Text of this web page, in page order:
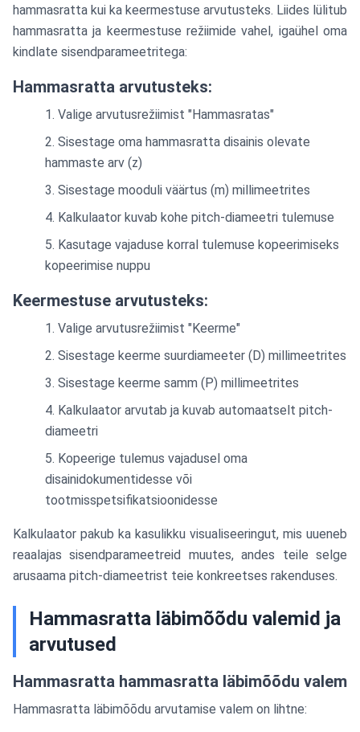
hammasratta kui ka keermestuse arvutusteks. Liides lülitub
hammasratta ja keermestuse režiimide vahel, igaühel oma
kindlate sisendparameetritega:
Hammasratta arvutusteks:
Valige arvutusrežiimist "Hammasratas"
Sisestage oma hammasratta disainis olevate
hammaste arv (z)
Sisestage mooduli väärtus (m) millimeetrites
Kalkulaator kuvab kohe pitch-diameetri tulemuse
Kasutage vajaduse korral tulemuse kopeerimiseks
kopeerimise nuppu
Keermestuse arvutusteks:
Valige arvutusrežiimist "Keerme"
Sisestage keerme suurdiameeter (D) millimeetrites
Sisestage keerme samm (P) millimeetrites
Kalkulaator arvutab ja kuvab automaatselt pitch-
diameetri
Kopeerige tulemus vajadusel oma
disainidokumentidesse või
tootmisspetsifikatsioonidesse
Kalkulaator pakub ka kasulikku visualiseeringut, mis uueneb
reaalajas sisendparameetreid muutes, andes teile selge
arusaama pitch-diameetrist teie konkreetses rakenduses.
Hammasratta läbimõõdu valemid ja
arvutused
Hammasratta hammasratta läbimõõdu valem
Hammasratta läbimõõdu arvutamise valem on lihtne: